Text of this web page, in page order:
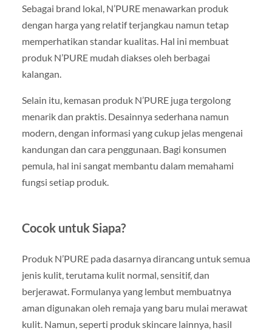
Sebagai brand lokal, N’PURE menawarkan produk
dengan harga yang relatif terjangkau namun tetap
memperhatikan standar kualitas. Hal ini membuat
produk N’PURE mudah diakses oleh berbagai
kalangan.
Selain itu, kemasan produk N’PURE juga tergolong
menarik dan praktis. Desainnya sederhana namun
modern, dengan informasi yang cukup jelas mengenai
kandungan dan cara penggunaan. Bagi konsumen
pemula, hal ini sangat membantu dalam memahami
fungsi setiap produk.
Cocok untuk Siapa?
Produk N’PURE pada dasarnya dirancang untuk semua
jenis kulit, terutama kulit normal, sensitif, dan
berjerawat. Formulanya yang lembut membuatnya
aman digunakan oleh remaja yang baru mulai merawat
kulit. Namun, seperti produk skincare lainnya, hasil